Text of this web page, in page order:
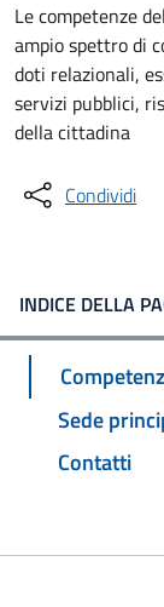
Le competenze
ampio spettro di
doti relazionali,
servizi pubblici,
della cittadina
Condividi
INDICE DELLA
Sede
Contatti